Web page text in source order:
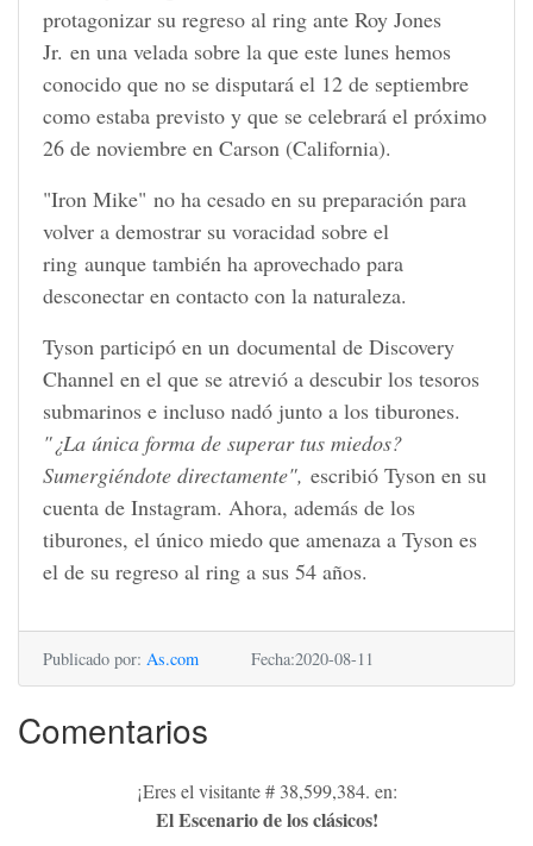
protagonizar su regreso al ring ante Roy Jones
Jr. en una velada sobre la que este lunes hemos
conocido que no se disputará el 12 de septiembre
como estaba previsto y que se celebrará el próximo
26 de noviembre en Carson (California).
"Iron Mike" no ha cesado en su preparación para
volver a demostrar su voracidad sobre el
ring aunque también ha aprovechado para
desconectar en contacto con la naturaleza.
Tyson participó en un documental de Discovery
Channel en el que se atrevió a descubir los tesoros
submarinos e incluso nadó junto a los tiburones.
"¿La única forma de superar tus miedos?
Sumergiéndote directamente", escribió Tyson en su
cuenta de Instagram. Ahora, además de los
tiburones, el único miedo que amenaza a Tyson es
el de su regreso al ring a sus 54 años.
Publicado por: As.com Fecha:2020-08-11
Comentarios
¡Eres el visitante # 38,599,384. en:
El Escenario de los clásicos!